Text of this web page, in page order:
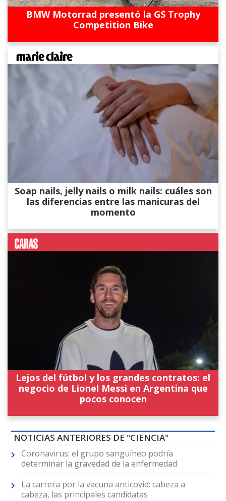
BMW Motorrad presentó la GS Trophy
Competition Bike
Soap nails, jelly nails o milk nails: cuáles son
las diferencias entre las manicuras del
momento
Lejos del fútbol y los grandes contratos: el
negocio de Lionel Messi en Argentina que
pocos conocen
NOTICIAS ANTERIORES DE "CIENCIA"
Coronavirus: el grupo sanguíneo podría
determinar la gravedad de la enfermedad
La carrera por la vacuna anticovid: cabeza a
cabeza, las principales candidatas